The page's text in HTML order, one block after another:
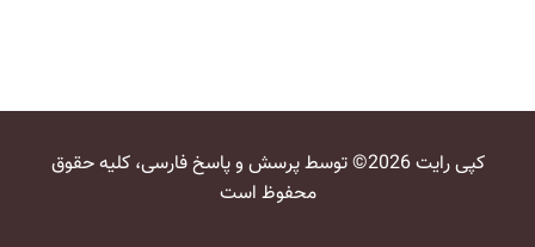
کپی رایت 2026© توسط پرسش و پاسخ فارسی، کلیه حقوق
محفوظ است